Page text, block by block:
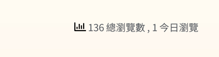
136 總瀏覽數, 1 今日瀏覽